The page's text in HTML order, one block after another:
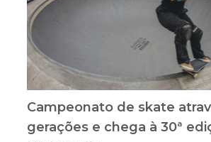
Campeonato de skate
gerações e chega à 30ª